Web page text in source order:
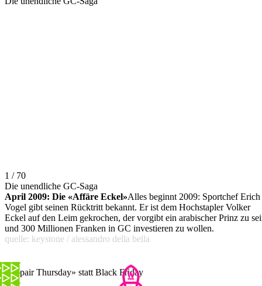
1 / 70
Die unendliche GC-Saga
April 2009: Die «Affäre Eckel»Alles beginnt 2009: Sportchef Erich
Vogel gibt seinen Rücktritt bekannt. Er ist dem Hochstapler Volker
Eckel auf den Leim gekrochen, der vorgibt ein arabischer Prinz zu
und 300 Millionen Franken in GC investieren zu wollen.
quelle: keystone / alessandro della bella
«Repair Thursday» statt Black Friday